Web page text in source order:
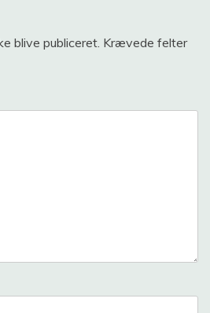
blive publiceret. Krævede felter